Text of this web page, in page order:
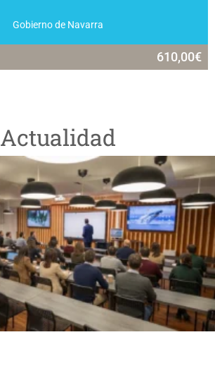
Gobierno de Navarra
610,00€
Actualidad